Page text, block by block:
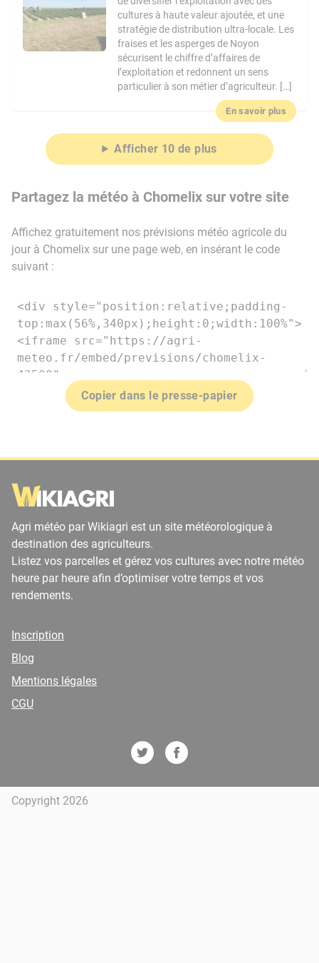
cultures à haute valeur ajoutée, et une
stratégie de distribution ultra-locale. Les
fraises et les asperges de Noyon
sécurisent le chiffre d’affaires de
l’exploitation et redonnent un sens
particulier à son métier d’agriculteur. […]
En savoir plus
Afficher 10 de plus
Partagez la météo à Chomelix sur votre site
Affichez gratuitement nos prévisions météo agricole du
jour à Chomelix sur une page web, en insérant le code
suivant :
Copier dans le presse-papier
Agri météo par Wikiagri est un site météorologique à
destination des agriculteurs.
Listez vos parcelles et gérez vos cultures avec notre météo
heure par heure afin d’optimiser votre temps et vos
rendements.
Inscription
Blog
Mentions légales
CGU
Copyright 2026